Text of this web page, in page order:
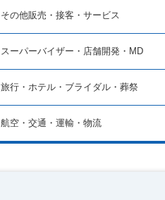
その他販売・接客・サービス
スーパーバイザー・店舗開発・MD
旅行・ホテル・ブライダル・葬祭
航空・交通・運輸・物流